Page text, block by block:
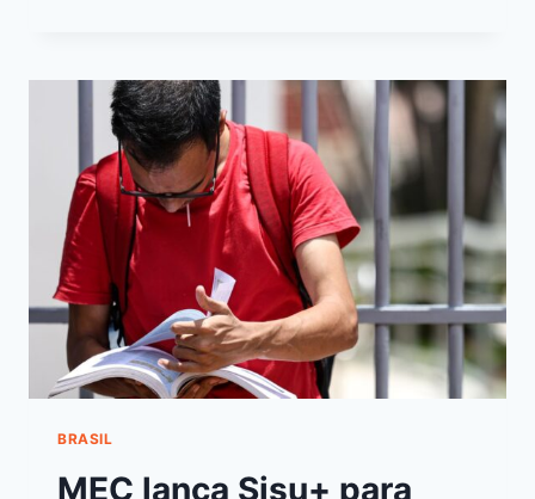
BRASIL
MEC lança Sisu+ para